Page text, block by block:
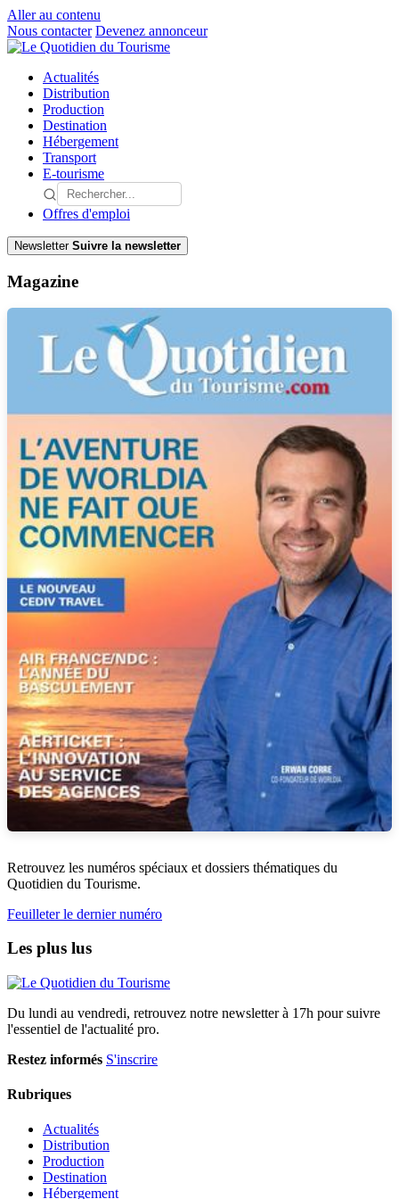
Aller au contenu
Nous contacter Devenez annonceur
Actualités
Distribution
Production
Destination
Hébergement
Transport
E-tourisme
Offres d'emploi
Newsletter Suivre la newsletter
Magazine
Retrouvez les numéros spéciaux et dossiers thématiques du
Quotidien du Tourisme.
Feuilleter le dernier numéro
Les plus lus
Du lundi au vendredi, retrouvez notre newsletter à 17h pour suivre
l'essentiel de l'actualité pro.
Restez informés S'inscrire
Rubriques
Actualités
Distribution
Production
Destination
Hébergement